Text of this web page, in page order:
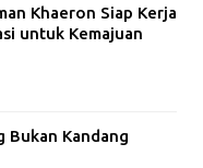
Khaeron Siap Kerja
untuk Kemajuan
Bukan Kandang